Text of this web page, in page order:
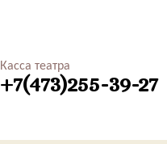
Касса театра
+7(473)255-39-27